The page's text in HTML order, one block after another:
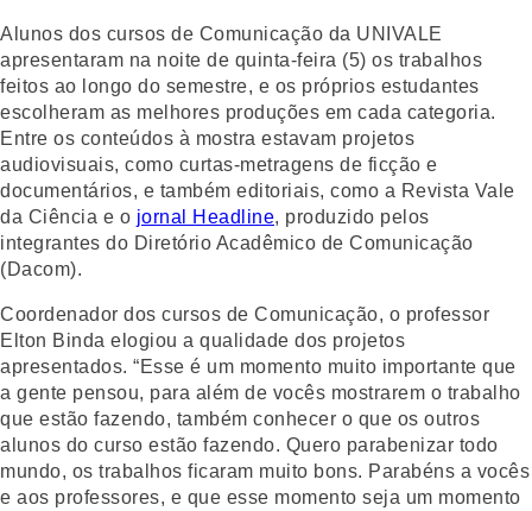
Alunos dos cursos de Comunicação da UNIVALE
apresentaram na noite de quinta-feira (5) os trabalhos
feitos ao longo do semestre, e os próprios estudantes
escolheram as melhores produções em cada categoria.
Entre os conteúdos à mostra estavam projetos
audiovisuais, como curtas-metragens de ficção e
documentários, e também editoriais, como a Revista Vale
da Ciência e o jornal Headline, produzido pelos
integrantes do Diretório Acadêmico de Comunicação
(Dacom).
Coordenador dos cursos de Comunicação, o professor
Elton Binda elogiou a qualidade dos projetos
apresentados. “Esse é um momento muito importante que
a gente pensou, para além de vocês mostrarem o trabalho
que estão fazendo, também conhecer o que os outros
alunos do curso estão fazendo. Quero parabenizar todo
mundo, os trabalhos ficaram muito bons. Parabéns a vocês
e aos professores, e que esse momento seja um momento